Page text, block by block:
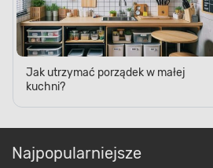
Jak utrzymać porządek w małej
kuchni?
Najpopularniejsze